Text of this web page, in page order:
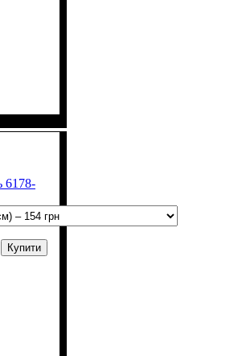
6178-
Купити